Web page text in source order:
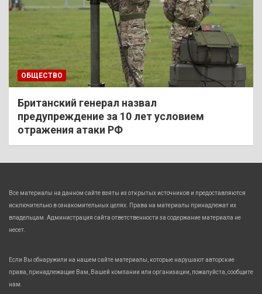
ОБЩЕСТВО
Британский генерал назвал
предупреждение за 10 лет условием
отражения атаки РФ
Все материалы на данном сайте взяты из открытых источников и предоставляются
исключительно в ознакомительных целях. Права на материалы принадлежат их
владельцам. Администрация сайта ответственности за содержание материала не
несет.
Если Вы обнаружили на нашем сайте материалы, которые нарушают авторские
права, принадлежащие Вам, Вашей компании или организации, пожалуйста, сообщите
нам.